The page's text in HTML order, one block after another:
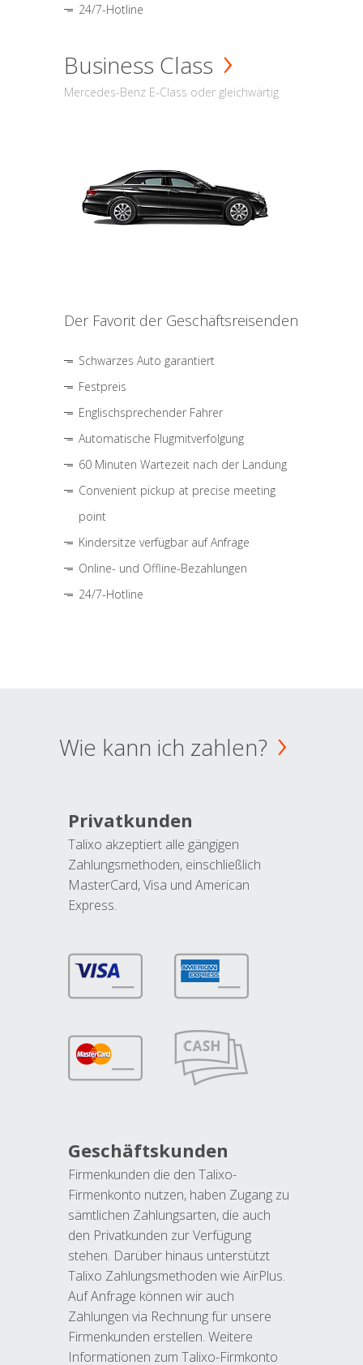
24/7-Hotline
Business Class
Mercedes-Benz E-Class oder gleichwärtig
Der Favorit der Geschäftsreisenden
Schwarzes Auto garantiert
Festpreis
Englischsprechender Fahrer
Automatische Flugmitverfolgung
60 Minuten Wartezeit nach der Landung
Convenient pickup at precise meeting
point
Kindersitze verfügbar auf Anfrage
Online- und Offline-Bezahlungen
24/7-Hotline
Wie kann ich zahlen?
Privatkunden
Talixo akzeptiert alle gängigen
Zahlungsmethoden, einschließlich
MasterCard, Visa und American
Express.
Geschäftskunden
Firmenkunden die den Talixo-
Firmenkonto nutzen, haben Zugang zu
sämtlichen Zahlungsarten, die auch
den Privatkunden zur Verfügung
stehen. Darüber hinaus unterstützt
Talixo Zahlungsmethoden wie AirPlus.
Auf Anfrage können wir auch
Zahlungen via Rechnung für unsere
Firmenkunden erstellen. Weitere
Informationen zum Talixo-Firmkonto